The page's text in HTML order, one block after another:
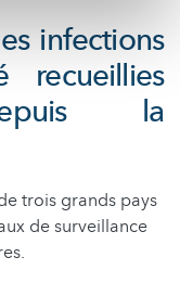
infections
recueillies
la
trois grands pays
de surveillance